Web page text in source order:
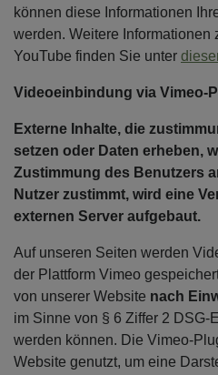
können diese Informationen
werden. Weitere Informationen
YouTube finden Sie unter
Videoeinbindung via Vimeo-
Externe Inhalte, die
setzen oder Daten erheben,
Zustimmung des Benutzers
Nutzer zustimmt, wird eine
externen Server aufgebaut.
Auf unseren Seiten werden
der Plattform Vimeo
von unserer Website nach
im Sinne von § 6 Ziffer 2
werden können. Die Vimeo-
Website genutzt, um eine